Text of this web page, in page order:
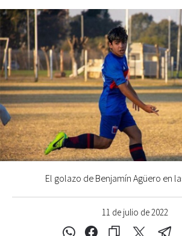
11 de julio de 2022
El golazo de Benjamín Agüero en